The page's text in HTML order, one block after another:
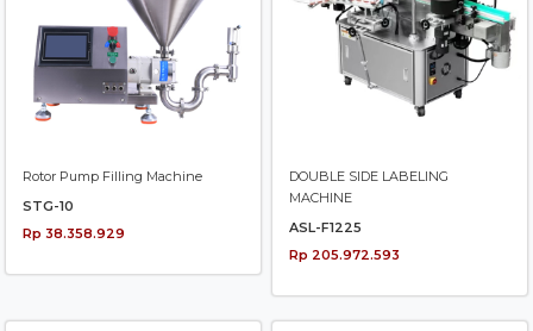
Rotor Pump Filling Machine
STG-10
Rp 38.358.929
DOUBLE SIDE LABELING
MACHINE
ASL-F1225
Rp 205.972.593